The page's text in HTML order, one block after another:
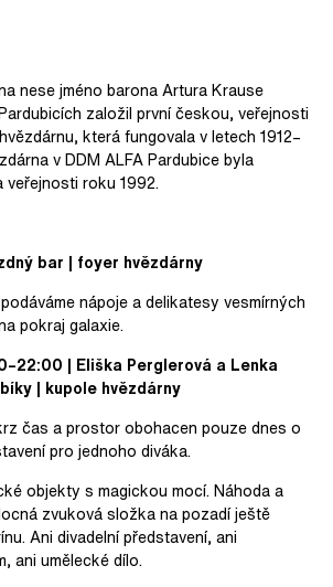
nese jméno barona Artura Krause
založil první českou, veřejnosti
která fungovala v letech 1912–
v DDM ALFA Pardubice byla
roku 1992.
bar | foyer hvězdárny
nápoje a delikatesy vesmírných
pokraj galaxie.
| Eliška Perglerová a Lenka
| kupole hvězdárny
čas a prostor obohacen pouze dnes o
pro jednoho diváka.
objekty s magickou mocí. Náhoda a
zvuková složka na pozadí ještě
Ani divadelní představení, ani
ani umělecké dílo.